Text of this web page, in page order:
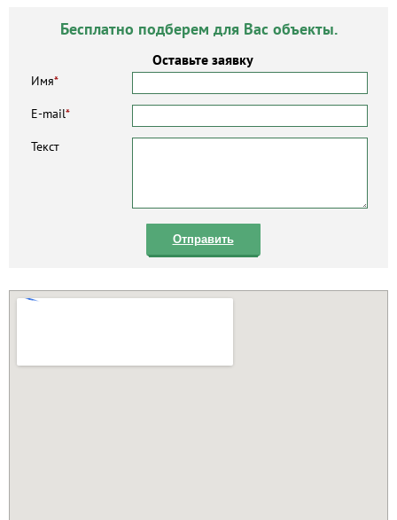
Бесплатно подберем для Вас объекты.
Оставьте заявку
Имя*
E-mail*
Текст
Отправить